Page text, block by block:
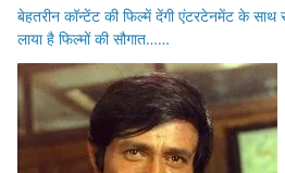
बेहतरीन कॉन्टेंट की फिल्में देंगी एंटरटेनमेंट के साथ
लाया है फिल्मों की सौगात……